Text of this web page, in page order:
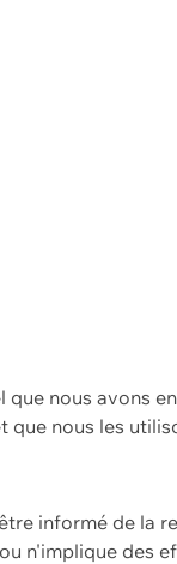
nous avons
que nous les
informé de la
n'implique des